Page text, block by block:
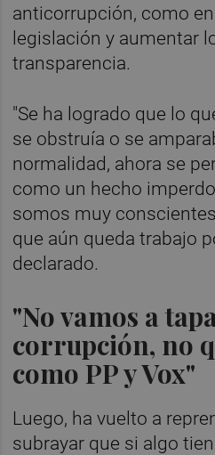
anticorrupción, como
legislación y aumentar
transparencia.
"Se ha logrado que lo
se obstruía o se
normalidad, ahora se
como un hecho
somos muy
que aún queda trabajo
declarado.
"No vamos a
corrupción, no
como PP y Vox"
Luego, ha vuelto a
subrayar que si algo